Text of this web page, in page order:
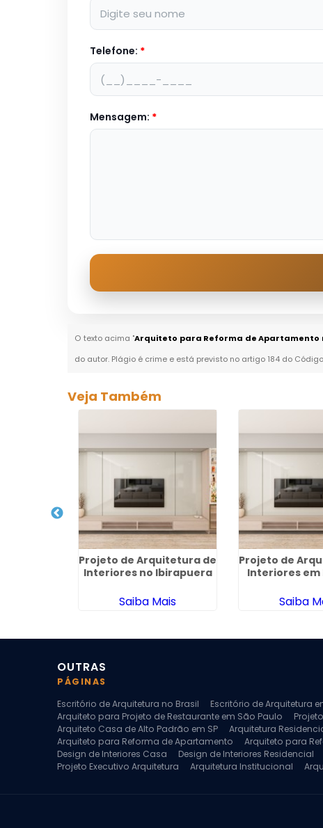
Telefone: *
Mensagem: *
O texto acima "Arquiteto para Reforma de Apartamento
do autor. Plágio é crime e está previsto no artigo 184 do
Veja Também
Projeto de Arquitetura de
Interiores no Ibirapuera
Saiba Mais
Projeto de
Interiores em
Saiba
OUTRAS
PÁGINAS
Escritório de Arquitetura no Brasil
Escritório de Arquitetura
Arquiteto para Projeto de Restaurante em São Paulo
Arquiteto Casa de Alto Padrão em SP
Arquitetura
Arquiteto para Reforma de Apartamento
Arquiteto para
Design de Interiores Casa
Design de Interiores Residencial
Projeto Executivo Arquitetura
Arquitetura Institucional